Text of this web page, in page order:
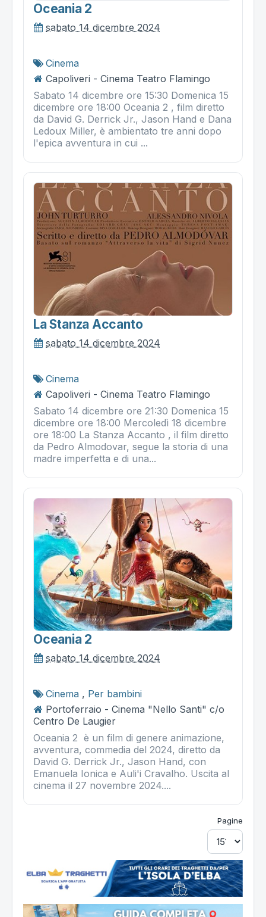
Oceania 2
sabato 14 dicembre 2024
Cinema
Capoliveri - Cinema Teatro Flamingo
Sabato 14 dicembre ore 15:30 Domenica 15
dicembre ore 18:00 Oceania 2 , film diretto
da David G. Derrick Jr., Jason Hand e Dana
Ledoux Miller, è ambientato tre anni dopo
l'epica avventura in cui ...
La Stanza Accanto
sabato 14 dicembre 2024
Cinema
Capoliveri - Cinema Teatro Flamingo
Sabato 14 dicembre ore 21:30 Domenica 15
dicembre ore 18:00 Mercoledì 18 dicembre
ore 18:00 La Stanza Accanto , il film diretto
da Pedro Almodovar, segue la storia di una
madre imperfetta e di una...
Oceania 2
sabato 14 dicembre 2024
Cinema , Per bambini
Portoferraio - Cinema "Nello Santi" c/o
Centro De Laugier
Oceania 2 è un film di genere animazione,
avventura, commedia del 2024, diretto da
David G. Derrick Jr., Jason Hand, con
Emanuela Ionica e Auli'i Cravalho. Uscita al
cinema il 27 novembre 2024....
Pagine